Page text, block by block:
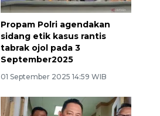
Propam Polri agendakan
sidang etik kasus rantis
tabrak ojol pada 3
September2025
01 September 2025 14:59 WIB